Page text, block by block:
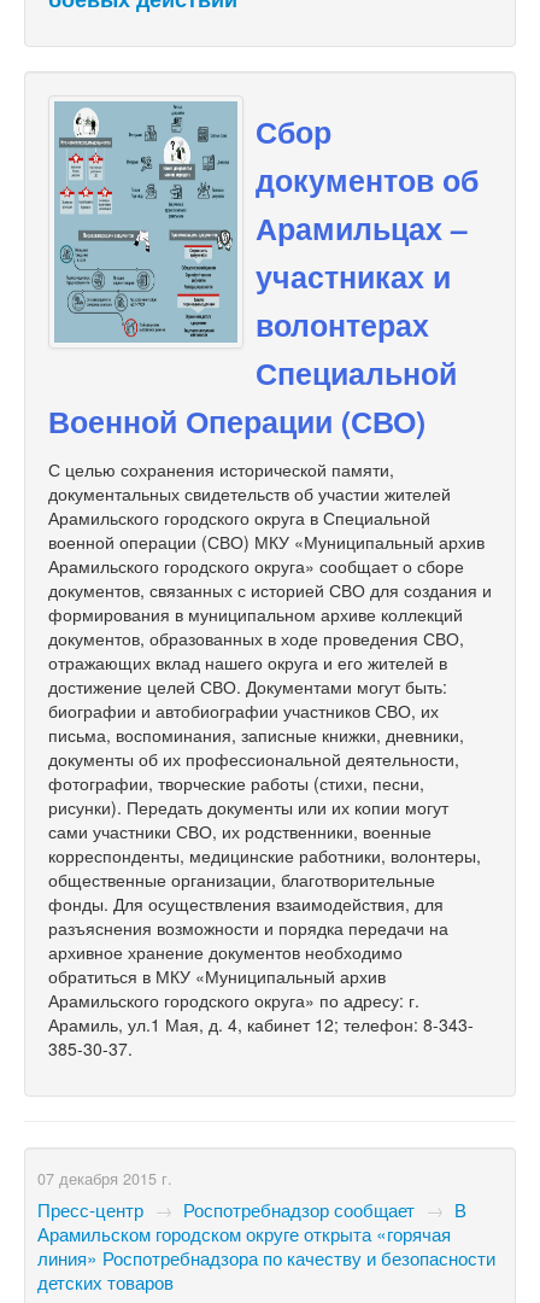
Сбор
документов об
Арамильцах –
участниках и
волонтерах
Специальной
Военной Операции (СВО)
С целью сохранения исторической памяти,
документальных свидетельств об участии жителей
Арамильского городского округа в Специальной
военной операции (СВО) МКУ «Муниципальный архив
Арамильского городского округа» сообщает о сборе
документов, связанных с историей СВО для создания и
формирования в муниципальном архиве коллекций
документов, образованных в ходе проведения СВО,
отражающих вклад нашего округа и его жителей в
достижение целей СВО. Документами могут быть:
биографии и автобиографии участников СВО, их
письма, воспоминания, записные книжки, дневники,
документы об их профессиональной деятельности,
фотографии, творческие работы (стихи, песни,
рисунки). Передать документы или их копии могут
сами участники СВО, их родственники, военные
корреспонденты, медицинские работники, волонтеры,
общественные организации, благотворительные
фонды. Для осуществления взаимодействия, для
разъяснения возможности и порядка передачи на
архивное хранение документов необходимо
обратиться в МКУ «Муниципальный архив
Арамильского городского округа» по адресу: г.
Арамиль, ул.1 Мая, д. 4, кабинет 12; телефон: 8-343-
385-30-37.
07 декабря 2015 г.
Пресс-центр → Роспотребнадзор сообщает → В
Арамильском городском округе открыта «горячая
линия» Роспотребнадзора по качеству и безопасности
детских товаров